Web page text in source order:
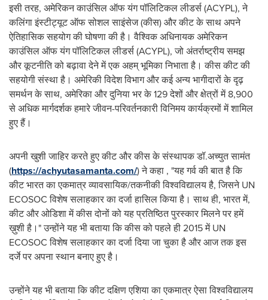
इसी तरह, अमेरिकन काउंसिल ऑफ यंग पॉलिटिकल लीडर्स (ACYPL), ने
कलिंगा इंस्टीट्यूट ऑफ सोशल साइंसेज (कीस) और कीट के साथ अपने
ऐतिहासिक सहयोग की घोषणा की है। वैश्विक अधिनायक अमेरिकन
काउंसिल ऑफ यंग पॉलिटिकल लीडर्स (ACYPL), जो अंतर्राष्ट्रीय समझ
और कूटनीति को बढ़ावा देने में एक अहम् भूमिका निभाता है। कीस कीट की
सहयोगी संस्था है। अमेरिकी विदेश विभाग और कई अन्य भागीदारों के दृढ़
समर्थन के साथ, अमेरिका और दुनिया भर के 129 देशों और क्षेत्रों में 8,900
से अधिक मार्गदर्शक हमारे जीवन-परिवर्तनकारी विनिमय कार्यक्रमों में शामिल
हुए हैं।
अपनी खुशी जाहिर करते हुए कीट और कीस के संस्थापक डॉ.अच्युत सामंत
(https://achyutasamanta.com/) ने कहा , "यह गर्व की बात है कि
कीट भारत का एकमात्र व्यावसायिक/तकनीकी विश्वविद्यालय है, जिसने UN
ECOSOC विशेष सलाहकार का दर्जा हासिल किया है। साथ ही, भारत में,
कीट और ओडिशा में कीस दोनों को यह प्रतिष्ठित पुरस्कार मिलने पर हमें
ख़ुशी है।" उन्होंने यह भी बताया कि कीस को पहले ही 2015 में UN
ECOSOC विशेष सलाहकार का दर्जा दिया जा चुका है और आज तक इस
दर्जे पर अपना स्थान बनाए हुए है।
उन्होंने यह भी बताया कि कीट दक्षिण एशिया का एकमात्र ऐसा विश्वविद्यालय